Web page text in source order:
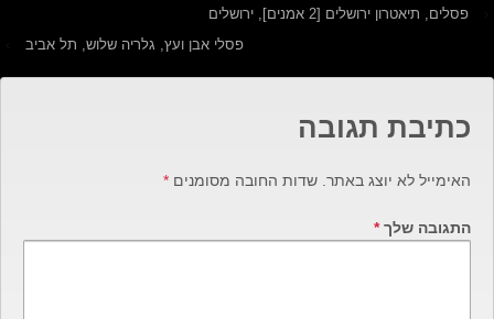
פסלים, תיאטרון ירושלים [2 אמנים], ירושלים
פסלי אבן ועץ, גלריה שלוש, תל אביב
כתיבת תגובה
האימייל לא יוצג באתר. שדות החובה מסומנים *
התגובה שלך*